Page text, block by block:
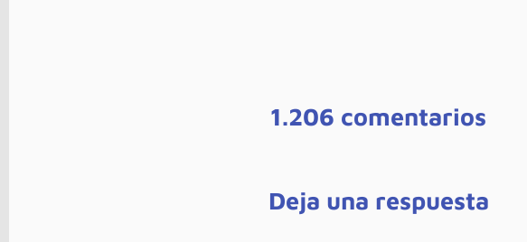
1.206 comentarios
Deja una respuesta